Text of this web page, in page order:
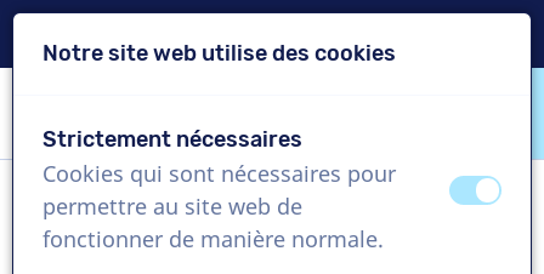
VoiceProductions
Elke
Femme, Belgique
Notre site web utilise des cookies
Strictement nécessaires
Cookies qui sont nécessaires pour
permettre au site web de
fonctionner de manière normale.
éteint